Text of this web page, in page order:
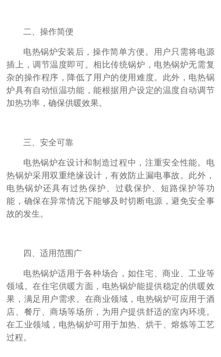
二、操作简便
电热锅炉安装后，操作简单方便。用户只需将电源
插上，调节温度即可。相比传统锅炉，电热锅炉无需复
杂的操作程序，降低了用户的使用难度。此外，电热锅
炉具有自动恒温功能，能根据用户设定的温度自动调节
加热功率，确保供暖效果。
三、安全可靠
电热锅炉在设计和制造过程中，注重安全性能。电
热锅炉采用双重绝缘设计，有效防止漏电事故。此外，
电热锅炉还具有过热保护、过载保护、短路保护等功
能，确保在异常情况下能够及时切断电源，避免安全事
故的发生。
四、适用范围广
电热锅炉适用于各种场合，如住宅、商业、工业等
领域。在住宅供暖方面，电热锅炉能提供稳定的供暖效
果，满足用户需求。在商业领域，电热锅炉可应用于酒
店、餐厅、商场等场所，为用户提供舒适的室内环境。
在工业领域，电热锅炉可用于加热、烘干、熔炼等工艺
过程。